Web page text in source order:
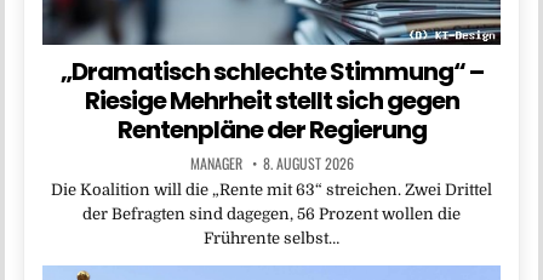
„Dramatisch schlechte Stimmung“ –
Riesige Mehrheit stellt sich gegen
Rentenpläne der Regierung
MANAGER 8. AUGUST 2026
Die Koalition will die „Rente mit 63“ streichen. Zwei Drittel
der Befragten sind dagegen, 56 Prozent wollen die
Frührente selbst…